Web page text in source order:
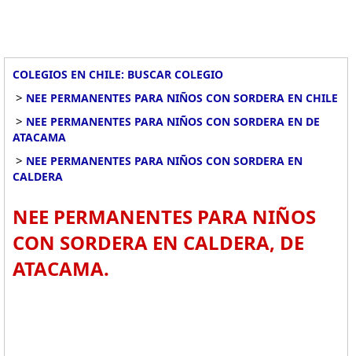
COLEGIOS EN CHILE: BUSCAR COLEGIO
> NEE PERMANENTES PARA NIÑOS CON SORDERA EN CHILE
> NEE PERMANENTES PARA NIÑOS CON SORDERA EN DE
ATACAMA
> NEE PERMANENTES PARA NIÑOS CON SORDERA EN
CALDERA
NEE PERMANENTES PARA NIÑOS
CON SORDERA EN CALDERA, DE
ATACAMA.